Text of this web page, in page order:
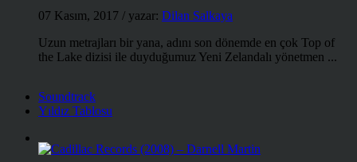
07 Kasım, 2017 / yazar: Dilan Salkaya
Uzun metrajları bir yana, adını son dönemde en çok Top of
the Lake dizisi ile duyduğumuz Yeni Zelandalı yönetmen ...
Soundtrack
Yıldız Tablosu